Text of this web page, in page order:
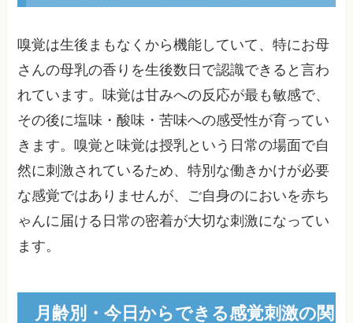
嗅覚は生後まもなくから機能していて、特にお母
さんの母乳の香りを生後数日で認識できると言わ
れています。味覚は甘みへの反応が最も敏感で、
その後に塩味・酸味・苦味への感受性が育ってい
きます。嗅覚と味覚は授乳という日常の場面で自
然に刺激されているため、特別な働きかけが必要
な感覚ではありませんが、ご自身のにおいを赤ち
ゃんに届ける日常の密着が大切な刺激になってい
ます。
月齢別・今日からできる感覚刺激の関